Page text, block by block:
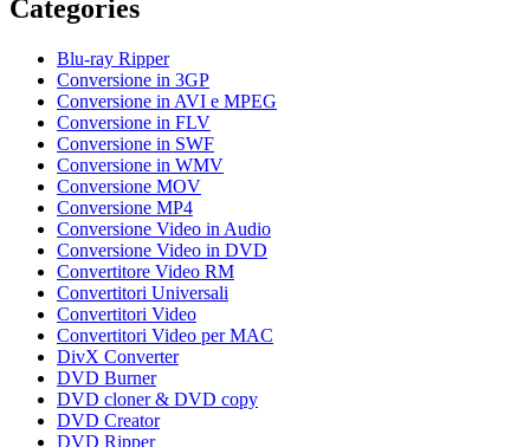
Categories
Blu-ray Ripper
Conversione in 3GP
Conversione in AVI e MPEG
Conversione in FLV
Conversione in SWF
Conversione in WMV
Conversione MOV
Conversione MP4
Conversione Video in Audio
Conversione Video in DVD
Convertitore Video RM
Convertitori Universali
Convertitori Video
Convertitori Video per MAC
DivX Converter
DVD Burner
DVD cloner & DVD copy
DVD Creator
DVD Ripper